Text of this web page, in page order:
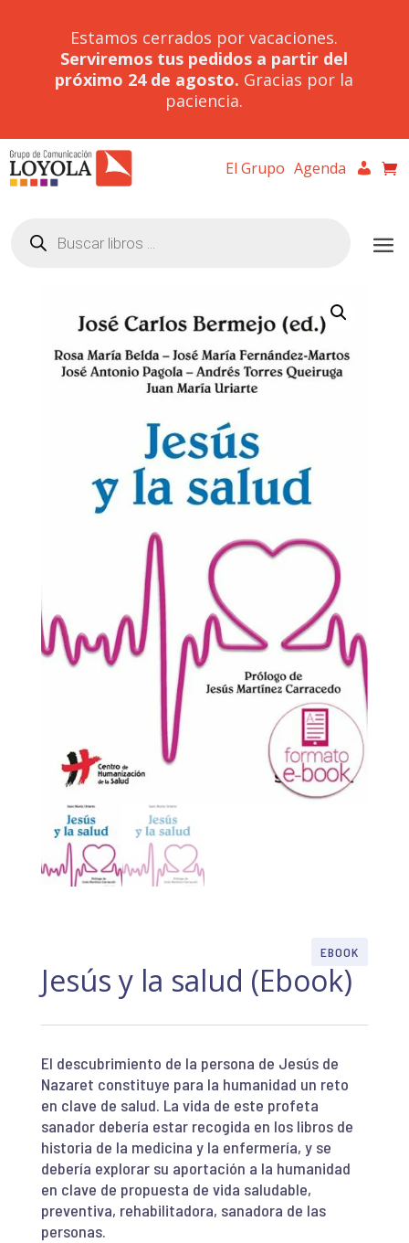
Estamos cerrados por vacaciones.
Serviremos tus pedidos a partir del
próximo 24 de agosto. Gracias por la
paciencia.
El Grupo Agenda
productos
EBOOK
Jesús y la salud (Ebook)
El descubrimiento de la persona de Jesús de
Nazaret constituye para la humanidad un reto
en clave de salud. La vida de este profeta
sanador debería estar recogida en los libros de
historia de la medicina y la enfermería, y se
debería explorar su aportación a la humanidad
en clave de propuesta de vida saludable,
preventiva, rehabilitadora, sanadora de las
personas.